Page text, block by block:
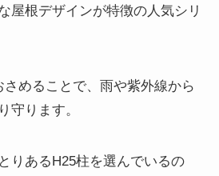
屋根デザインが特徴の人気シリ
めることで、雨や紫外線から
守ります。
りあるH25柱を選んでいるの